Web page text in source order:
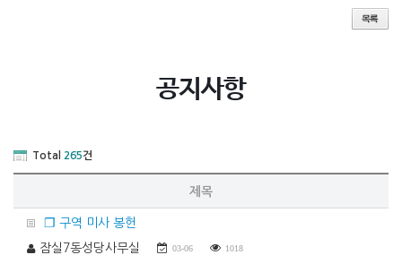
공지사항
Total 265건
제목
❐ 구역 미사 봉헌
잠실7동성당사무실
03-06 1018